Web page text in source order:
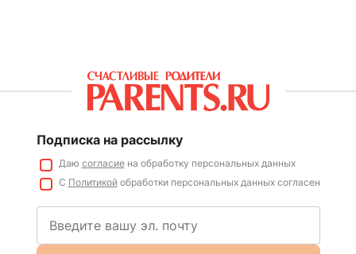
Подписка на рассылку
Даю согласиена обработку персональных данных
С Политикойобработки персональных данных согласен